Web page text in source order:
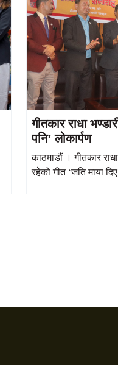
गीतकार राधा
पनि’ लोकार्पण
काठमाडौं । गीतकार
रहेको गीत ‘जति माया